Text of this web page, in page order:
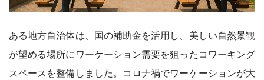
ある地方自治体は、国の補助金を活用し、美しい自然景観
が望める場所にワーケーション需要を狙ったコワーキング
スペースを整備しました。コロナ禍でワーケーションが大